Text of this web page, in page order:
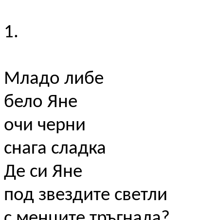
1.
Младо либе
бело Яне
очи черни
снага сладка
Де си Яне
под звездите светли